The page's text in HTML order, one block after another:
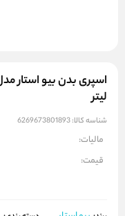
لیتر
شناسه کالا:6269673801893
مالیات:
قیمت: